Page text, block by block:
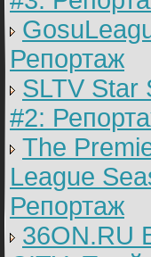
Репортаж
SLTV Star
#2:
The
League
Репортаж
36ON.RU